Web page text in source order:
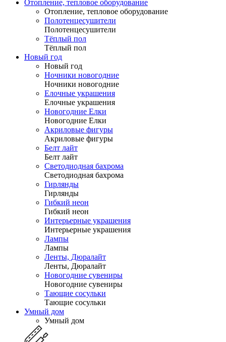
Отопление, тепловое оборудование
Отопление, тепловое оборудование
Полотенцесушители
Полотенцесушители
Тёплый пол
Тёплый пол
Новый год
Новый год
Ночники новогодние
Ночники новогодние
Елочные украшения
Елочные украшения
Новогодние Елки
Новогодние Елки
Акриловые фигуры
Акриловые фигуры
Белт лайт
Белт лайт
Светодиодная бахрома
Светодиодная бахрома
Гирлянды
Гирлянды
Гибкий неон
Гибкий неон
Интерьерные украшения
Интерьерные украшения
Лампы
Лампы
Ленты, Дюралайт
Ленты, Дюралайт
Новогодние сувениры
Новогодние сувениры
Тающие сосульки
Тающие сосульки
Умный дом
Умный дом